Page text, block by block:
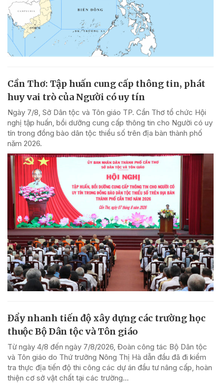
Cần Thơ: Tập huấn cung cấp thông tin, phát
huy vai trò của Người có uy tín
Ngày 7/8, Sở Dân tộc và Tôn giáo TP. Cần Thơ tổ chức Hội
nghị tập huấn, bồi dưỡng cung cấp thông tin cho Người có uy
tín trong đồng bào dân tộc thiểu số trên địa bàn thành phố
năm 2026.
Đẩy nhanh tiến độ xây dựng các trường học
thuộc Bộ Dân tộc và Tôn giáo
Từ ngày 4/8 đến ngày 7/8/2026, Đoàn công tác Bộ Dân tộc
và Tôn giáo do Thứ trưởng Nông Thị Hà dẫn đầu đã đi kiểm
tra thực địa tiến độ thi công các dự án đầu tư nâng cấp, hoàn
thiện cơ sở vật chất tại các trường...